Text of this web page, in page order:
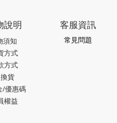
說明
須知
方式
方式
貨
/優惠碼
權益
客服資訊
常見問題